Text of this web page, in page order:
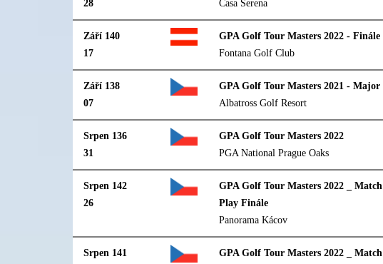
28
Casa Serena
Září 140
17
GPA Golf Tour Masters 2022 - Finále
Fontana Golf Club
Září 138
07
GPA Golf Tour Masters 2021 - Major
Albatross Golf Resort
Srpen 136
31
GPA Golf Tour Masters 2022
PGA National Prague Oaks
Srpen 142
26
GPA Golf Tour Masters 2022 _ Match
Play Finále
Panorama Kácov
Srpen 141
GPA Golf Tour Masters 2022 _ Match